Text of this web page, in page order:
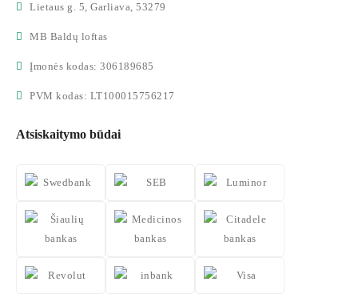
Lietaus g. 5, Garliava, 53279
MB Baldų loftas
Įmonės kodas: 306189685
PVM kodas: LT100015756217
Atsiskaitymo būdai